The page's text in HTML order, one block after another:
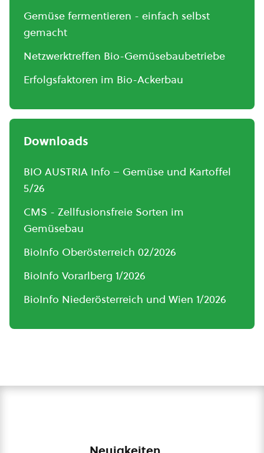
Gemüse fermentieren - einfach selbst
gemacht
Netzwerktreffen Bio-Gemüsebaubetriebe
Erfolgsfaktoren im Bio-Ackerbau
Downloads
BIO AUSTRIA Info – Gemüse und Kartoffel
5/26
CMS - Zellfusionsfreie Sorten im
Gemüsebau
BioInfo Oberösterreich 02/2026
BioInfo Vorarlberg 1/2026
BioInfo Niederösterreich und Wien 1/2026